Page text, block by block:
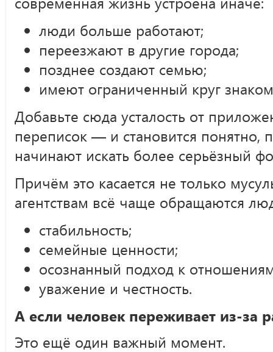
люди больше работают;
переезжают в другие города;
позднее создают семью;
имеют ограниченный круг
Добавьте сюда усталость от
переписок — и становится
начинают искать более серьёзный
Причём это касается не только
агентствам всё чаще обращаются
стабильность;
семейные ценности;
осознанный подход к
уважение и честность.
А если человек переживает из-за
Это ещё один важный момент.